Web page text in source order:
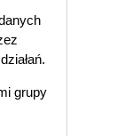
grupy